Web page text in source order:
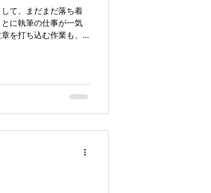
て、まだまだ落ち着
に執筆の仕事が一気
を打ち込む作業も、